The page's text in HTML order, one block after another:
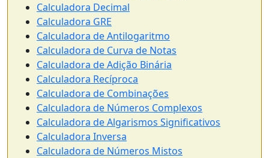
Calculadora Decimal
Calculadora GRE
Calculadora de Antilogaritmo
Calculadora de Curva de Notas
Calculadora de Adição Binária
Calculadora Recíproca
Calculadora de Combinações
Calculadora de Números Complexos
Calculadora de Algarismos Significativos
Calculadora Inversa
Calculadora de Números Mistos